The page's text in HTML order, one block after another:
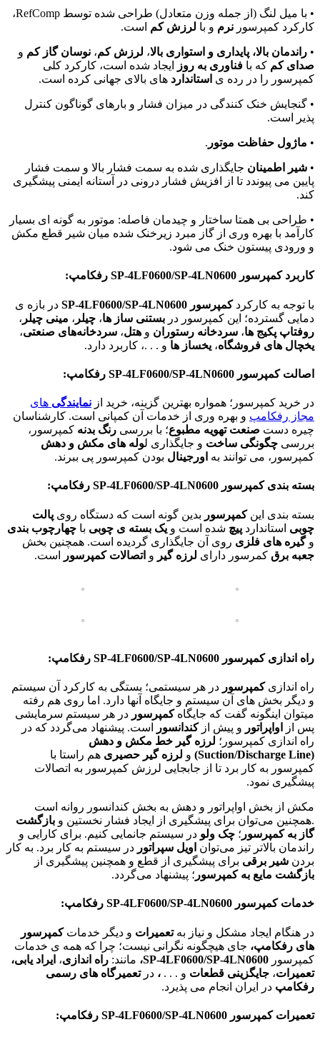
• با میل لنگ (از جمله وزن متعادل) طراحی شده توسط RefComp،
کارکرد کمپرسور نرم و با لرزش کم است.
• راندمان بالا، پایداری و استواری بالا، لرزش کم، نوسان گاز کم و
صدای کم که با فناوری به روز
ایجاد شده است، کارکرد کلی
کمپرسور را در رده ی استاندارد های بالای جهانی کرده است.
• گنجایش خنک کنندگی در میزان فشار و بارهای گوناگون کنترل
پذیر است.
• ماژول حفاظت موتور .
• شیر اطمینان جایگذاری شده به سمت فشار بالا و سمت فشار
پایین می پیوندد تا از افزیش فشار درونی در آستانه ایمنی پیشگیری
کند.
• طراحی بی همتا ساختار و چیدمان فاصله: موتور به گونه ای بسیار
کارآمد با بهره وری از گاز مبرد زیرخنک شده میان شیر قطع مکش
و ورودی پیستون خنک می شود.
کاربرد کمپرسور SP-4LF0600/SP-4LN0600 رفکامپ:
با توجه به کارکردکمپرسور SP-4LF0600/SP-4LN0600
در بازه ی
دمایی گسترده؛ این کمپرسور در بستنی ساز ها، چیلر ، مینی چیلر ،
روفتاپ پکیج ها، سردخانه رستوران و هتل، سردخانه‌های صنعتی،
یخچال های فروشگاه، یخساز ها و . . .، کاربرد دارد.
اصالت کمپرسور SP-4LF0600/SP-4LN0600 رفکامپ:
در خرید کمپرسور؛ همواره بهترین گزینه، خرید از نمایندگی های
مجاز رفکامپ و بهره وری از خدمات آن کمپانی است. کارشناسان
چیره دست صنعت تهویه مطبوع؛ با بررسی رنگ بدنه کمپرسور،
بررسی چگونگی ساخت و جایگذاری لوله های مکش و دهش
کمپرسور، می توانند به اورجینال بودن کمپرسور پی ببرند.
بسته بندی کمپرسور SP-4LF0600/SP-4LN0600 رفکامپ:
بسته بندی اینکمپرسور بدین گونه است که دستگاه روی پالت
چوبی استاندارد پیچ شده است و یک بسته ی چوبی با چهارچوب بندی
وگیره های فلزی روی آن جایگذاری گردیده است. همچنین بخش
جعبه برق کمرسور دارای لرزه گیر و اتصالات کمپرسور است.
راه اندازی کمپرسور SP-4LF0600/SP-4LN0600 رفکامپ:
راه اندازیکمپرسور در هر سیستمی؛ بستگی به کارکرد آن سیستم
و دیگر بخش های آن سیستم و جایگاه آنها دارد. اما روی هم رفته
میتوان اینگونه گفت که جایگاهکمپرسور در هر سیستم سرمایشی
پس از
اواپراتور و پیش ازکندانسور
است. پیشنهاد می‌گردد که در
راه اندازی کمپرسور؛ لرزه گیر خط مکش و دهش
(Suction/Discharge Line)
و لرزه گیر حصیری هم راستا با
کمپرسور به کار برد تا از جابجایی لرزش کمپرسور به اتصالات
پیشگیری نمود.
مکش از بخش اواپراتور و دهش به بخش کندانسور روانه است
.همچنین می‌توان برای پیشگیری از ایجاد فشار نخستین و بازگشت
گاز به کمپرسور ؛ چک ولو در سیستم جانمایی کنیم. برای کارایی و
راندمان بالاتر تیز می‌توان اویل سپراتور در سیستم به کار برد. به کار
بردن شیر برقی برای پیشگیری از قطع و همچنین پیشگیری از
بازگشت مایع به کمپرسور ؛ پیشنهاد می‌گردد.
خدمات کمپرسور SP-4LF0600/SP-4LN0600 رفکامپ:
در هنگام ایجاد مشکل و نیاز بهتعمیرات و دیگر خدماتکمپرسور
های رفکامپ، جای هیچگونه نگرانی نیست؛ چرا که همه ی خدمات
کمپرسور SP-4LF0600/SP-4LN0600، مانند: راه اندازی، ایراد یابی،
تعمیرات، جایگزینی قطعات و . . . ، درتعمیرگاه های رسمی
رفکامپ در ایران انجام می پذیرد.
تعمیرات کمپرسور SP-4LF0600/SP-4LN0600 رفکامپ: